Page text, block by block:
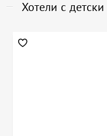
Хотели с